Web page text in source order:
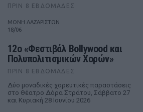
ΠΡΙΝ 8 ΕΒΔΟΜΆΔΕΣ
ΜΟΝΗ ΛΑΖΑΡΙΣΤΩΝ
18/06
12ο «Φεστιβάλ Bollywood και
Πολυπολιτισμικών Χορών»
ΠΡΙΝ 8 ΕΒΔΟΜΆΔΕΣ
Δύο μοναδικές χορευτικές παραστάσεις
στο Θέατρο Δόρα Στράτου, Σάββατο 27
και Κυριακή 28 Ιουνίου 2026